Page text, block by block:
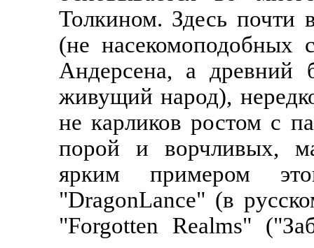
Толкином. Здесь почти
(не
Андерсена, а древний
живущий народ),
не карликов ростом с
порой и ворчливых,
ярким примером
"DragonLance" (в
"Forgotten Realms"